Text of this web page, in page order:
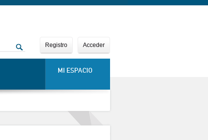
Acceder
Registro
MI ESPACIO